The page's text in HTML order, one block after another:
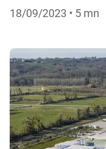
18/09/2023 • 5 mn